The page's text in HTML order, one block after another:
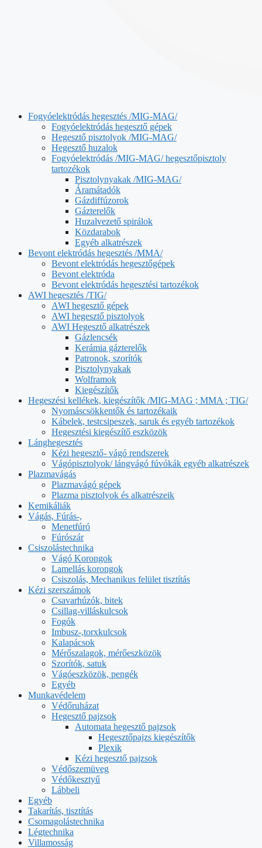
Fogyóelektródás hegesztés /MIG-MAG/
Fogyóelektródás hegesztő gépek
Hegesztő pisztolyok /MIG-MAG/
Hegesztő huzalok
Fogyóelektródás /MIG-MAG/ hegesztőpisztoly
tartozékok
Pisztolynyakak /MIG-MAG/
Áramátadók
Gázdiffúzorok
Gázterelők
Huzalvezető spirálok
Közdarabok
Egyéb alkatrészek
Bevont elektródás hegesztés /MMA/
Bevont elektródás hegesztőgépek
Bevont elektróda
Bevont elektródás hegesztési tartozékok
AWI hegesztés /TIG/
AWI hegesztő gépek
AWI hegesztő pisztolyok
AWI Hegesztő alkatrészek
Gázlencsék
Kerámia gázterelők
Patronok, szorítók
Pisztolynyakak
Wolframok
Kiegészítők
Hegeszési kellékek, kiegészítők /MIG-MAG ; MMA ; TIG/
Nyomáscsökkentők és tartozékaik
Kábelek, testcsipeszek, saruk és egyéb tartozékok
Hegesztési kiegészítő eszközök
Lánghegesztés
Kézi hegesztő- vágó rendszerek
Vágópisztolyok/ lángvágó fúvókák egyéb alkatrészek
Plazmavágás
Plazmavágó gépek
Plazma pisztolyok és alkatrészeik
Kemikáliák
Vágás, Fúrás-,
Menetfúró
Fúrószár
Csiszolástechnika
Vágó Korongok
Lamellás korongok
Csiszolás, Mechanikus felület tisztítás
Kézi szerszámok
Csavarhúzók, bitek
Csillag-villáskulcsok
Fogók
Imbusz-,torxkulcsok
Kalapácsok
Mérőszalagok, mérőeszközök
Szorítók, satuk
Vágóeszközök, pengék
Egyéb
Munkavédelem
Védőruházat
Hegesztő pajzsok
Automata hegesztő pajzsok
Hegesztőpajzs kiegészítők
Plexik
Kézi hegesztő pajzsok
Védőszemüveg
Védőkesztyű
Lábbeli
Egyéb
Takarítás, tisztítás
Csomagolástechnika
Légtechnika
Villamosság